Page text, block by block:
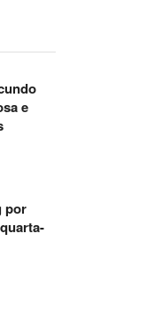
e
por